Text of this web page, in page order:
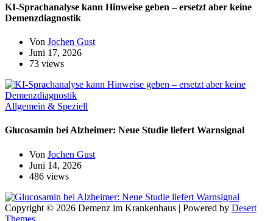
KI-Sprachanalyse kann Hinweise geben – ersetzt aber keine
Demenzdiagnostik
Von Jochen Gust
Juni 17, 2026
73 views
Allgemein & Speziell
Glucosamin bei Alzheimer: Neue Studie liefert Warnsignal
Von Jochen Gust
Juni 14, 2026
486 views
Copyright © 2026 Demenz im Krankenhaus | Powered by Desert
Themes